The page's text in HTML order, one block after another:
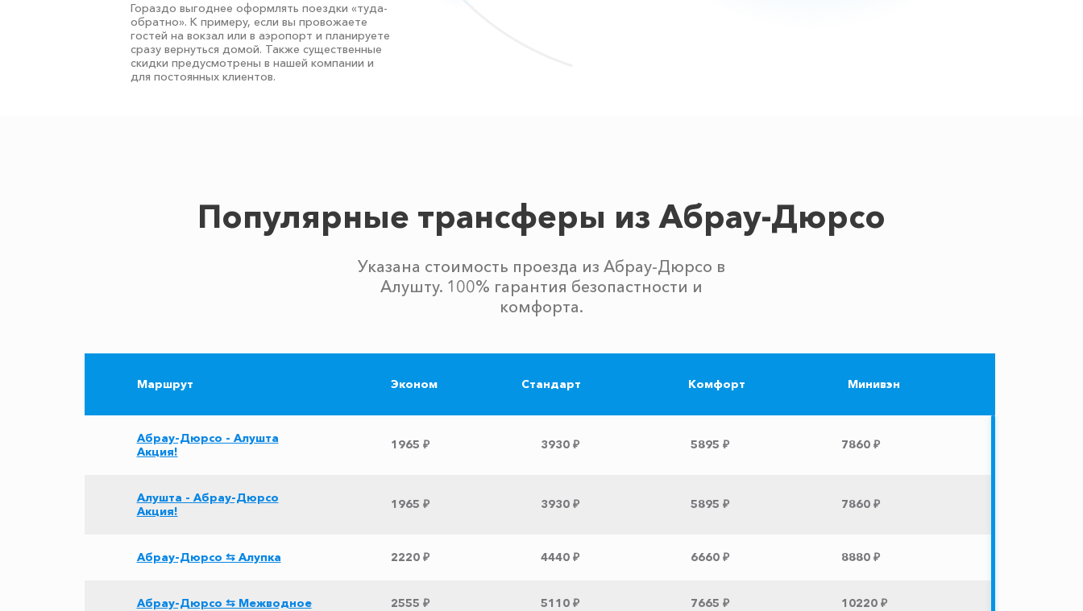
Гораздо выгоднее оформлять поездки «туда-
обратно». К примеру, если вы провожаете
гостей на вокзал или в аэропорт и планируете
сразу вернуться домой. Также существенные
скидки предусмотрены в нашей компании и
для постоянных клиентов.
Популярные трансферы из Абрау-Дюрсо
Указана стоимость проезда из Абрау-Дюрсо в
Алушту. 100% гарантия безопастности и
комфорта.
Маршрут Эконом Стандарт Комфорт Минивэн
Абрау-Дюрсо - Алушта
Акция!
1965 ₽ 3930 ₽ 5895 ₽ 7860 ₽
Алушта - Абрау-Дюрсо
Акция!
1965 ₽ 3930 ₽ 5895 ₽ 7860 ₽
Абрау-Дюрсо ⇆ Алупка 2220 ₽ 4440 ₽ 6660 ₽ 8880 ₽
Абрау-Дюрсо ⇆ Межводное 2555 ₽ 5110 ₽ 7665 ₽ 10220 ₽